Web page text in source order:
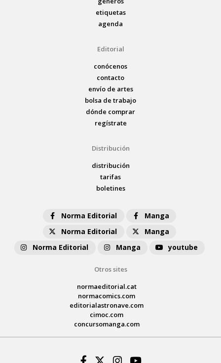
etiquetas
agenda
Editorial
conócenos
contacto
envío de artes
bolsa de trabajo
dónde comprar
regístrate
Distribución
distribución
tarifas
boletines
Norma Editorial
Manga
Norma Editorial
Manga
Norma Editorial
Manga youtube
Otros sites
normaeditorial.cat
normacomics.com
editorialastronave.com
cimoc.com
concursomanga.com
Facebook
Twitter
Instagram
Youtube